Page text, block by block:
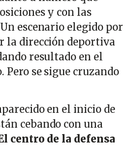
y con las
escenario elegido por
la dirección deportiva
resultado en el
Pero se sigue cruzando
en el inicio de
cebando con una
centro de la defensa